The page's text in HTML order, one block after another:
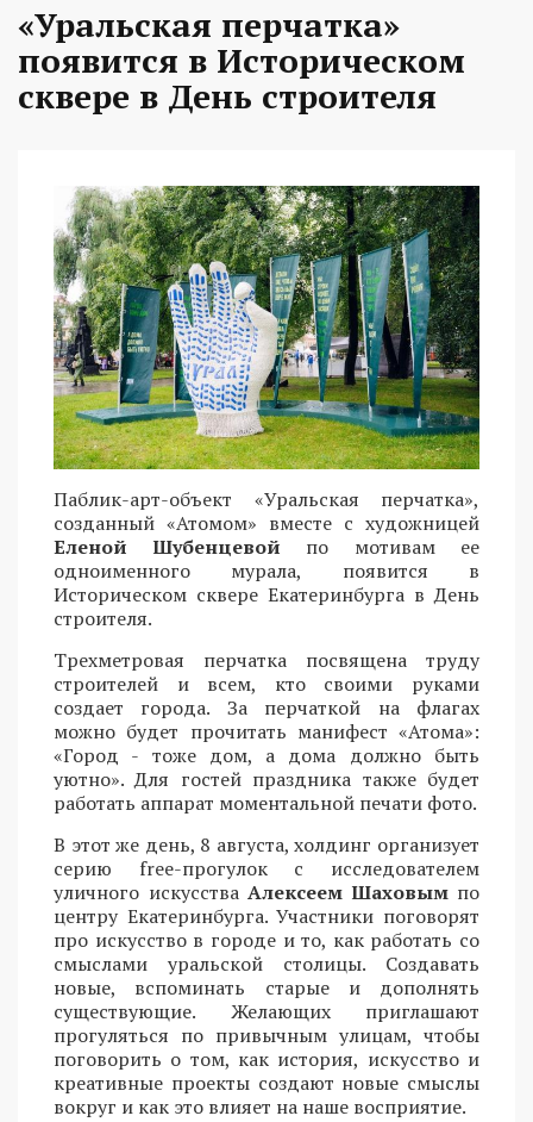
«Уральская перчатка»
появится в Историческом
сквере в День строителя
Паблик-арт-объект «Уральская перчатка»,
созданный «Атомом» вместе с художницей
Еленой Шубенцевой по мотивам ее
одноименного мурала, появится в
Историческом сквере Екатеринбурга в День
строителя.
Трехметровая перчатка посвящена труду
строителей и всем, кто своими руками
создает города. За перчаткой на флагах
можно будет прочитать манифест «Атома»:
«Город - тоже дом, а дома должно быть
уютно». Для гостей праздника также будет
работать аппарат моментальной печати фото.
В этот же день, 8 августа, холдинг организует
серию free-прогулок с исследователем
уличного искусства Алексеем Шаховым по
центру Екатеринбурга. Участники поговорят
про искусство в городе и то, как работать со
смыслами уральской столицы. Создавать
новые, вспоминать старые и дополнять
существующие. Желающих приглашают
прогуляться по привычным улицам, чтобы
поговорить о том, как история, искусство и
креативные проекты создают новые смыслы
вокруг и как это влияет на наше восприятие.